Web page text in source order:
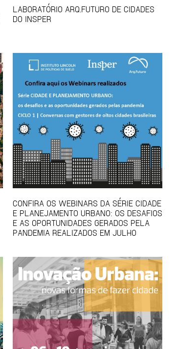
LABORATÓRIO ARQ.FUTURO DE CIDADES
DO INSPER
CONFIRA OS WEBINARS DA SÉRIE CIDADE
E PLANEJAMENTO URBANO: OS DESAFIOS
E AS OPORTUNIDADES GERADOS PELA
PANDEMIA REALIZADOS EM JULHO